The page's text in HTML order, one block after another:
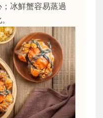
冰鮮蟹容易蒸過